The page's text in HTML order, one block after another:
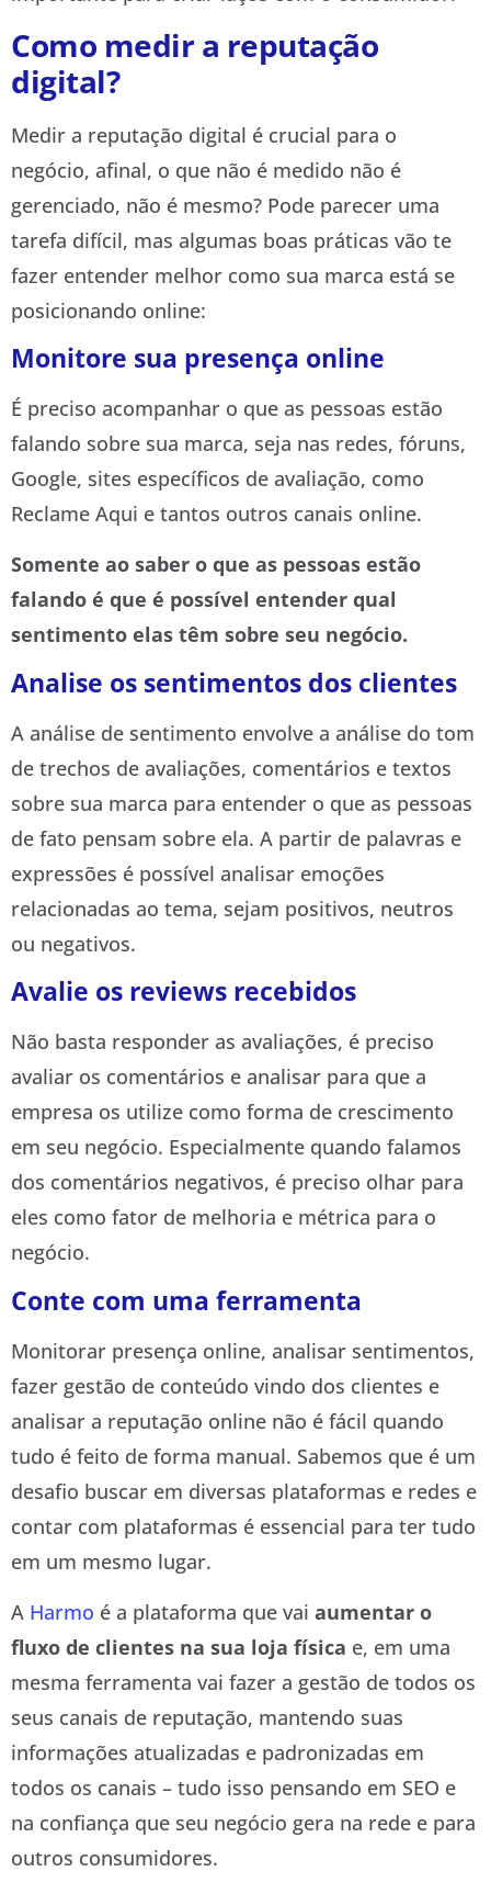
Como medir a reputação
digital?
Medir a reputação digital é crucial para o
negócio, afinal, o que não é medido não é
gerenciado, não é mesmo? Pode parecer uma
tarefa difícil, mas algumas boas práticas vão te
fazer entender melhor como sua marca está se
posicionando online:
Monitore sua presença online
É preciso acompanhar o que as pessoas estão
falando sobre sua marca, seja nas redes, fóruns,
Google, sites específicos de avaliação, como
Reclame Aqui e tantos outros canais online.
Somente ao saber o que as pessoas estão
falando é que é possível entender qual
sentimento elas têm sobre seu negócio.
Analise os sentimentos dos clientes
A análise de sentimento envolve a análise do tom
de trechos de avaliações, comentários e textos
sobre sua marca para entender o que as pessoas
de fato pensam sobre ela. A partir de palavras e
expressões é possível analisar emoções
relacionadas ao tema, sejam positivos, neutros
ou negativos.
Avalie os reviews recebidos
Não basta responder as avaliações, é preciso
avaliar os comentários e analisar para que a
empresa os utilize como forma de crescimento
em seu negócio. Especialmente quando falamos
dos comentários negativos, é preciso olhar para
eles como fator de melhoria e métrica para o
negócio.
Conte com uma ferramenta
Monitorar presença online, analisar sentimentos,
fazer gestão de conteúdo vindo dos clientes e
analisar a reputação online não é fácil quando
tudo é feito de forma manual. Sabemos que é um
desafio buscar em diversas plataformas e redes e
contar com plataformas é essencial para ter tudo
em um mesmo lugar.
A Harmo é a plataforma que vai aumentar o
fluxo de clientes na sua loja física e, em uma
mesma ferramenta vai fazer a gestão de todos os
seus canais de reputação, mantendo suas
informações atualizadas e padronizadas em
todos os canais – tudo isso pensando em SEO e
na confiança que seu negócio gera na rede e para
outros consumidores.